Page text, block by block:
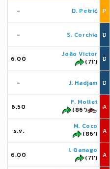
- D. Petrić P
- S. Corchia D
6,00
João Victor
(71')
D
- J. Hadjam D
6,50
F. Mollet
(86')
A
s.v.
M. Coco
(86')
A
6,00
I. Ganago
(71')
A